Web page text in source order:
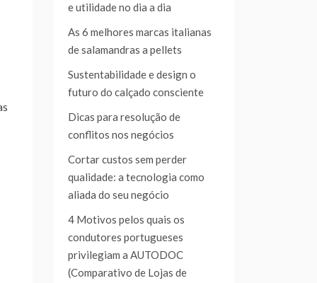
e utilidade no dia a dia
As 6 melhores marcas italianas
de salamandras a pellets
Sustentabilidade e design o
futuro do calçado consciente
Dicas para resolução de
conflitos nos negócios
Cortar custos sem perder
qualidade: a tecnologia como
aliada do seu negócio
4 Motivos pelos quais os
condutores portugueses
privilegiam a AUTODOC
(Comparativo de Lojas de